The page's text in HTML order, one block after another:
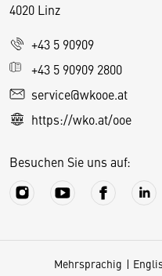
4020 Linz
+43 5 90909
+43 5 90909 2800
service@wkooe.at
https://wko.at/ooe
Besuchen Sie uns auf:
Mehrsprachig
D
e
s
S
e